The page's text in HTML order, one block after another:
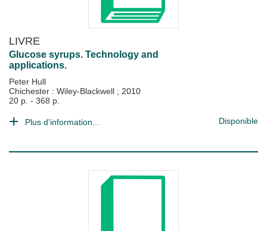
LIVRE
Glucose syrups. Technology and
applications.
Peter Hull
Chichester : Wiley-Blackwell ; 2010
20 p. - 368 p.
Plus d'information... Disponible